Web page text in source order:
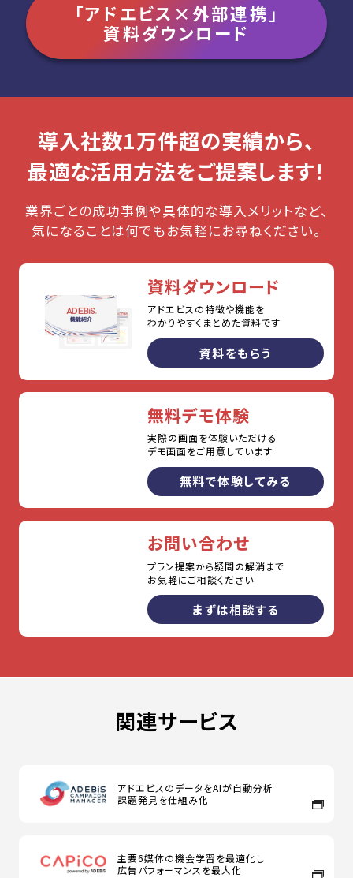
「アドエビス×外部連携」
資料ダウンロード
導入社数1万件超の実績から、
最適な活用方法をご提案します！
業界ごとの成功事例や具体的な導入メリットなど、
気になることは何でもお気軽にお尋ねください。
資料ダウンロード
アドエビスの特徴や機能を
わかりやすくまとめた資料です
資料をもらう
無料デモ体験
実際の画面を体験いただける
デモ画面をご用意しています
無料で体験してみる
お問い合わせ
プラン提案から疑問の解消まで
お気軽にご相談ください
まずは相談する
関連サービス
アドエビスのデータをAIが自動分析
課題発見を仕組み化
主要6媒体の機会学習を最適化し
広告パフォーマンスを最大化